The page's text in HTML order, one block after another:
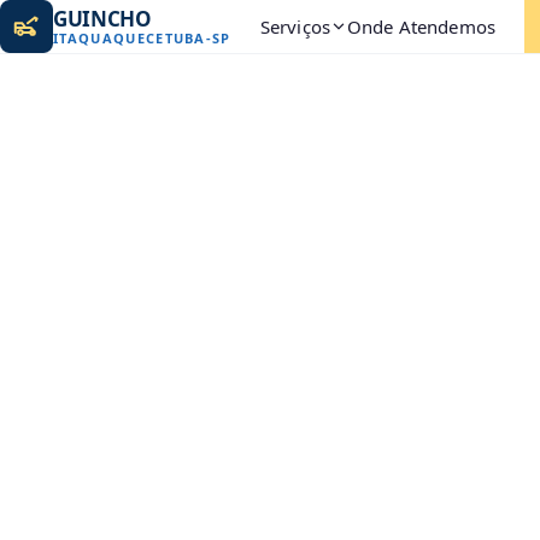
GUINCHO
ITAQUAQUECETUBA-SP Serviços Onde Atendemos